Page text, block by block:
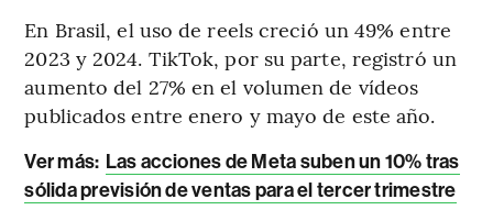
En Brasil, el uso de reels creció un 49% entre
2023 y 2024. TikTok, por su parte, registró un
aumento del 27% en el volumen de vídeos
publicados entre enero y mayo de este año.
Ver más: Las acciones de Meta suben un 10% tras
sólida previsión de ventas para el tercer trimestre